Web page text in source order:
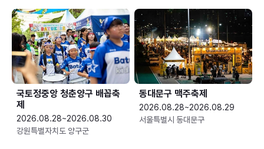
국토정중앙 청춘양구 배꼽축
제
2026.08.28~2026.08.30
강원특별자치도 양구군
동대문구 맥주축제
2026.08.28~2026.08.29
서울특별시 동대문구